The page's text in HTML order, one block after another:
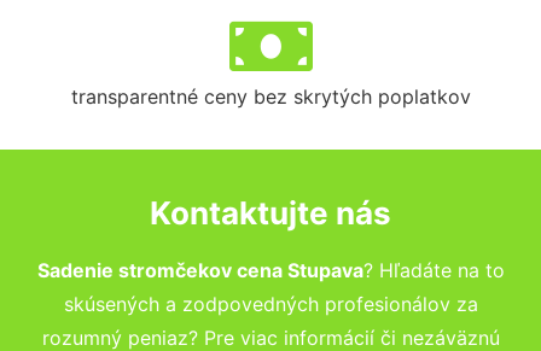
transparentné ceny bez skrytých poplatkov
Kontaktujte nás
Sadenie stromčekov cena Stupava? Hľadáte na to
skúsených a zodpovedných profesionálov za
rozumný peniaz? Pre viac informácií či nezáväznú